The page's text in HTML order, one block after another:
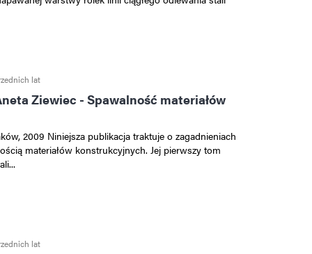
lat
Ziewiec - Spawalność materiałów
2009 Niniejsza publikacja traktuje o zagadnieniach
materiałów konstrukcyjnych. Jej pierwszy tom
lat